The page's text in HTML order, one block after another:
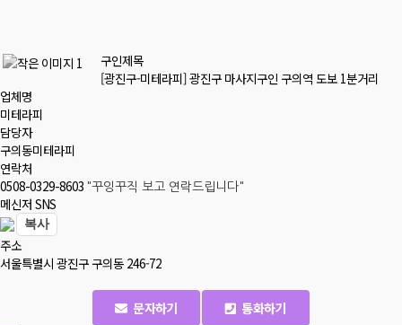
구인제목
[광진구-미테라피] 광진구 마사지구인 구의역 도보 1분거리
업체명
미테라피
담당자
구의동미테라피
연락처
0508-0329-8603 "꾸잉꾸직 보고 연락드립니다"
메신저 SNS
복사
주소
서울특별시 광진구 구의동 246-72
문자하기
통화하기